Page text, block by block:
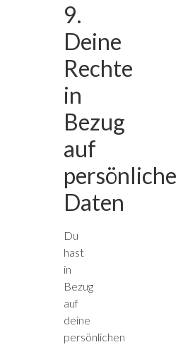
9.
Deine
Rechte
in
Bezug
auf
persönliche
Daten
Du
hast
in
Bezug
auf
deine
persönlichen